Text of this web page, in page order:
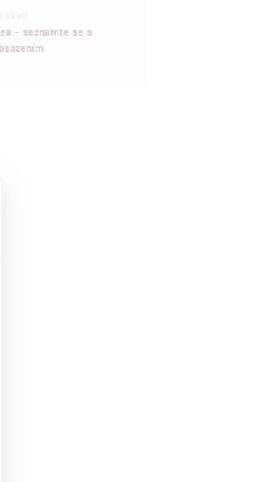
- seznamte se s